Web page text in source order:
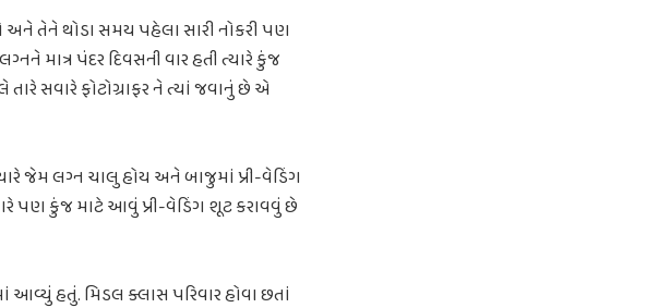
અને તેને થોડા સમય પહેલા સારી નોકરી પણ
માત્ર પંદર દિવસની વાર હતી ત્યારે કુંજ
સવારે ફોટોગ્રાફર ને ત્યાં જવાનું છે એ
જેમ લગ્ન ચાલુ હોય અને બાજુમાં પ્રી-વેડિંગ
પણ કુંજ માટે આવું પ્રી-વેડિંગ શૂટ કરાવવું છે
આવ્યું હતું. મિડલ ક્લાસ પરિવાર હોવા છતાં